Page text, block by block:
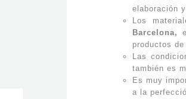
elaboración
Los
Barcelona,
productos
Las
también es
Es muy
a la